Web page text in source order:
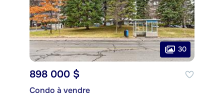
30
898 000 $
Condo à vendre